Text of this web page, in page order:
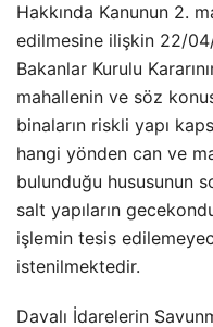
Hakkında Kanunun 2.
edilmesine ilişkin 22/
Bakanlar Kurulu
mahallenin ve söz
binaların riskli yapı
hangi yönden can ve
bulunduğu hususunun
salt yapıların
işlemin tesis
istenilmektedir.
Davalı İdarelerin